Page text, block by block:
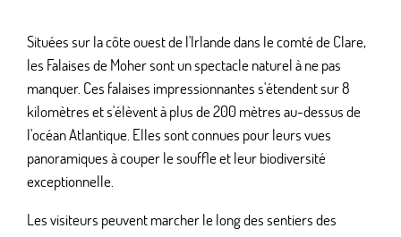
Situées sur la côte ouest de l'Irlande dans le comté de Clare,
les Falaises de Moher sont un spectacle naturel à ne pas
manquer. Ces falaises impressionnantes s'étendent sur 8
kilomètres et s'élèvent à plus de 200 mètres au-dessus de
l'océan Atlantique. Elles sont connues pour leurs vues
panoramiques à couper le souffle et leur biodiversité
exceptionnelle.
Les visiteurs peuvent marcher le long des sentiers des